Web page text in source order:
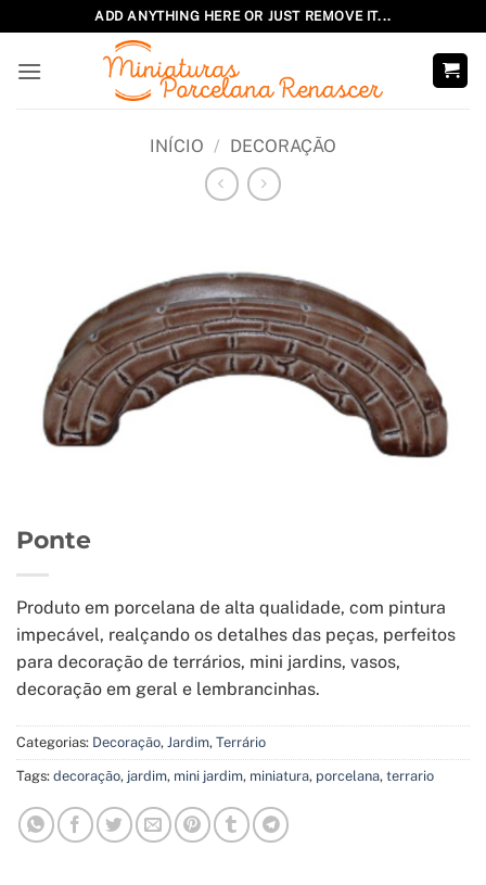
to
content
ADD ANYTHING HERE OR JUST REMOVE IT...
INÍCIO / DECORAÇÃO
Ponte
Produto em porcelana de alta qualidade, com pintura
impecável, realçando os detalhes das peças, perfeitos
para decoração de terrários, mini jardins, vasos,
decoração em geral e lembrancinhas.
Categorias: Decoração, Jardim, Terrário
Tags: decoração, jardim, mini jardim, miniatura, porcelana, terrario